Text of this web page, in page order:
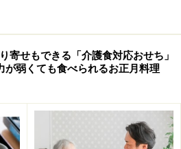
寄せもできる「介護食対応おせち」
弱くても食べられるお正月料理